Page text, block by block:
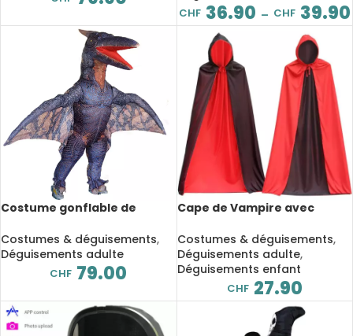
CHF 36.90 – CHF 39.90
Costume gonflable de
déguisement
Costumes & déguisements,
Déguisements adulte
CHF 79.00
Cape de Vampire avec
réversible, pour enfants et
adultes
Costumes & déguisements,
Déguisements adulte,
Déguisements enfant
CHF 27.90